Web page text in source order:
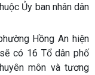
Ủy ban nhân dân
Hồng An hiện
có 16 Tổ dân phố
môn và tương